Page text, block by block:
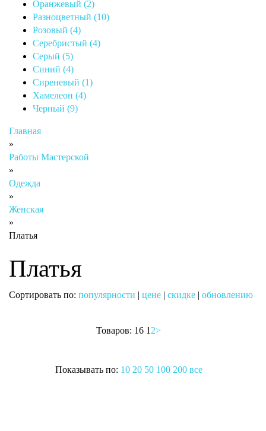
Оранжевый (2)
Разноцветный (10)
Розовый (4)
Серебристый (4)
Серый (5)
Синий (4)
Сиреневый (1)
Хамелеон (4)
Черный (9)
Главная
»
Работы Мастерской
»
Одежда
»
Женская
»
Платья
Платья
Сортировать по: популярности | цене | скидке | обновлению
Товаров: 16 1 2>
Показывать по: 10 20 50 100 200 все